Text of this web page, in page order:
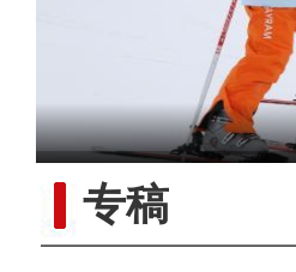
新疆铁
专稿